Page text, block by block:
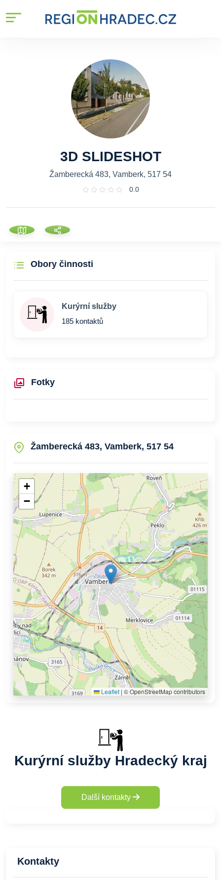
3D SLIDESHOT
Žamberecká 483, Vamberk, 517 54
0.0
Obory činnosti
Kurýrní služby
185 kontaktů
Fotky
Žamberecká 483, Vamberk, 517 54
+
−
Leaflet | © OpenStreetMap contributors
Kurýrní služby Hradecký kraj
Další kontakty
Kontakty